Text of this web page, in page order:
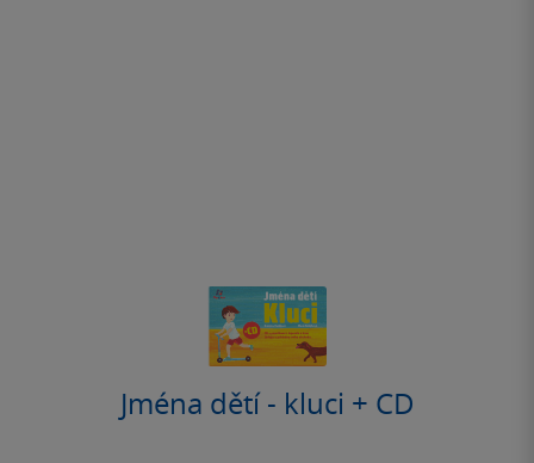
Jména dětí - kluci + CD